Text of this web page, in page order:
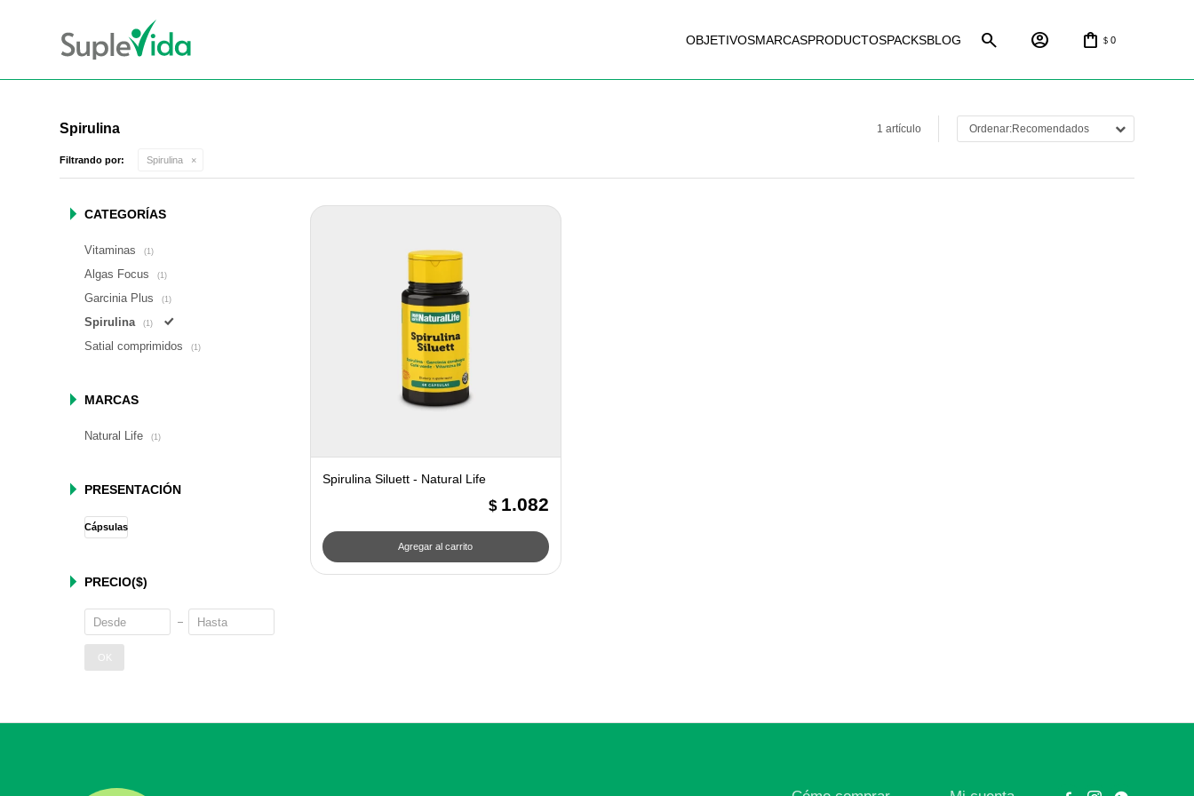
OBJETIVOSMARCASPRODUCTOSPACKSBLOG $ 0
Spirulina 1 artículo Recomendados
Filtrando por: Spirulina
Spirulina Siluett - Natural Life
$ 1.082
CATEGORÍAS
Vitaminas (1)
Algas Focus (1)
Garcinia Plus (1)
Spirulina (1)
Satial comprimidos (1)
MARCAS
Natural Life (1)
PRESENTACIÓN
Cápsulas
PRECIO($)
OK